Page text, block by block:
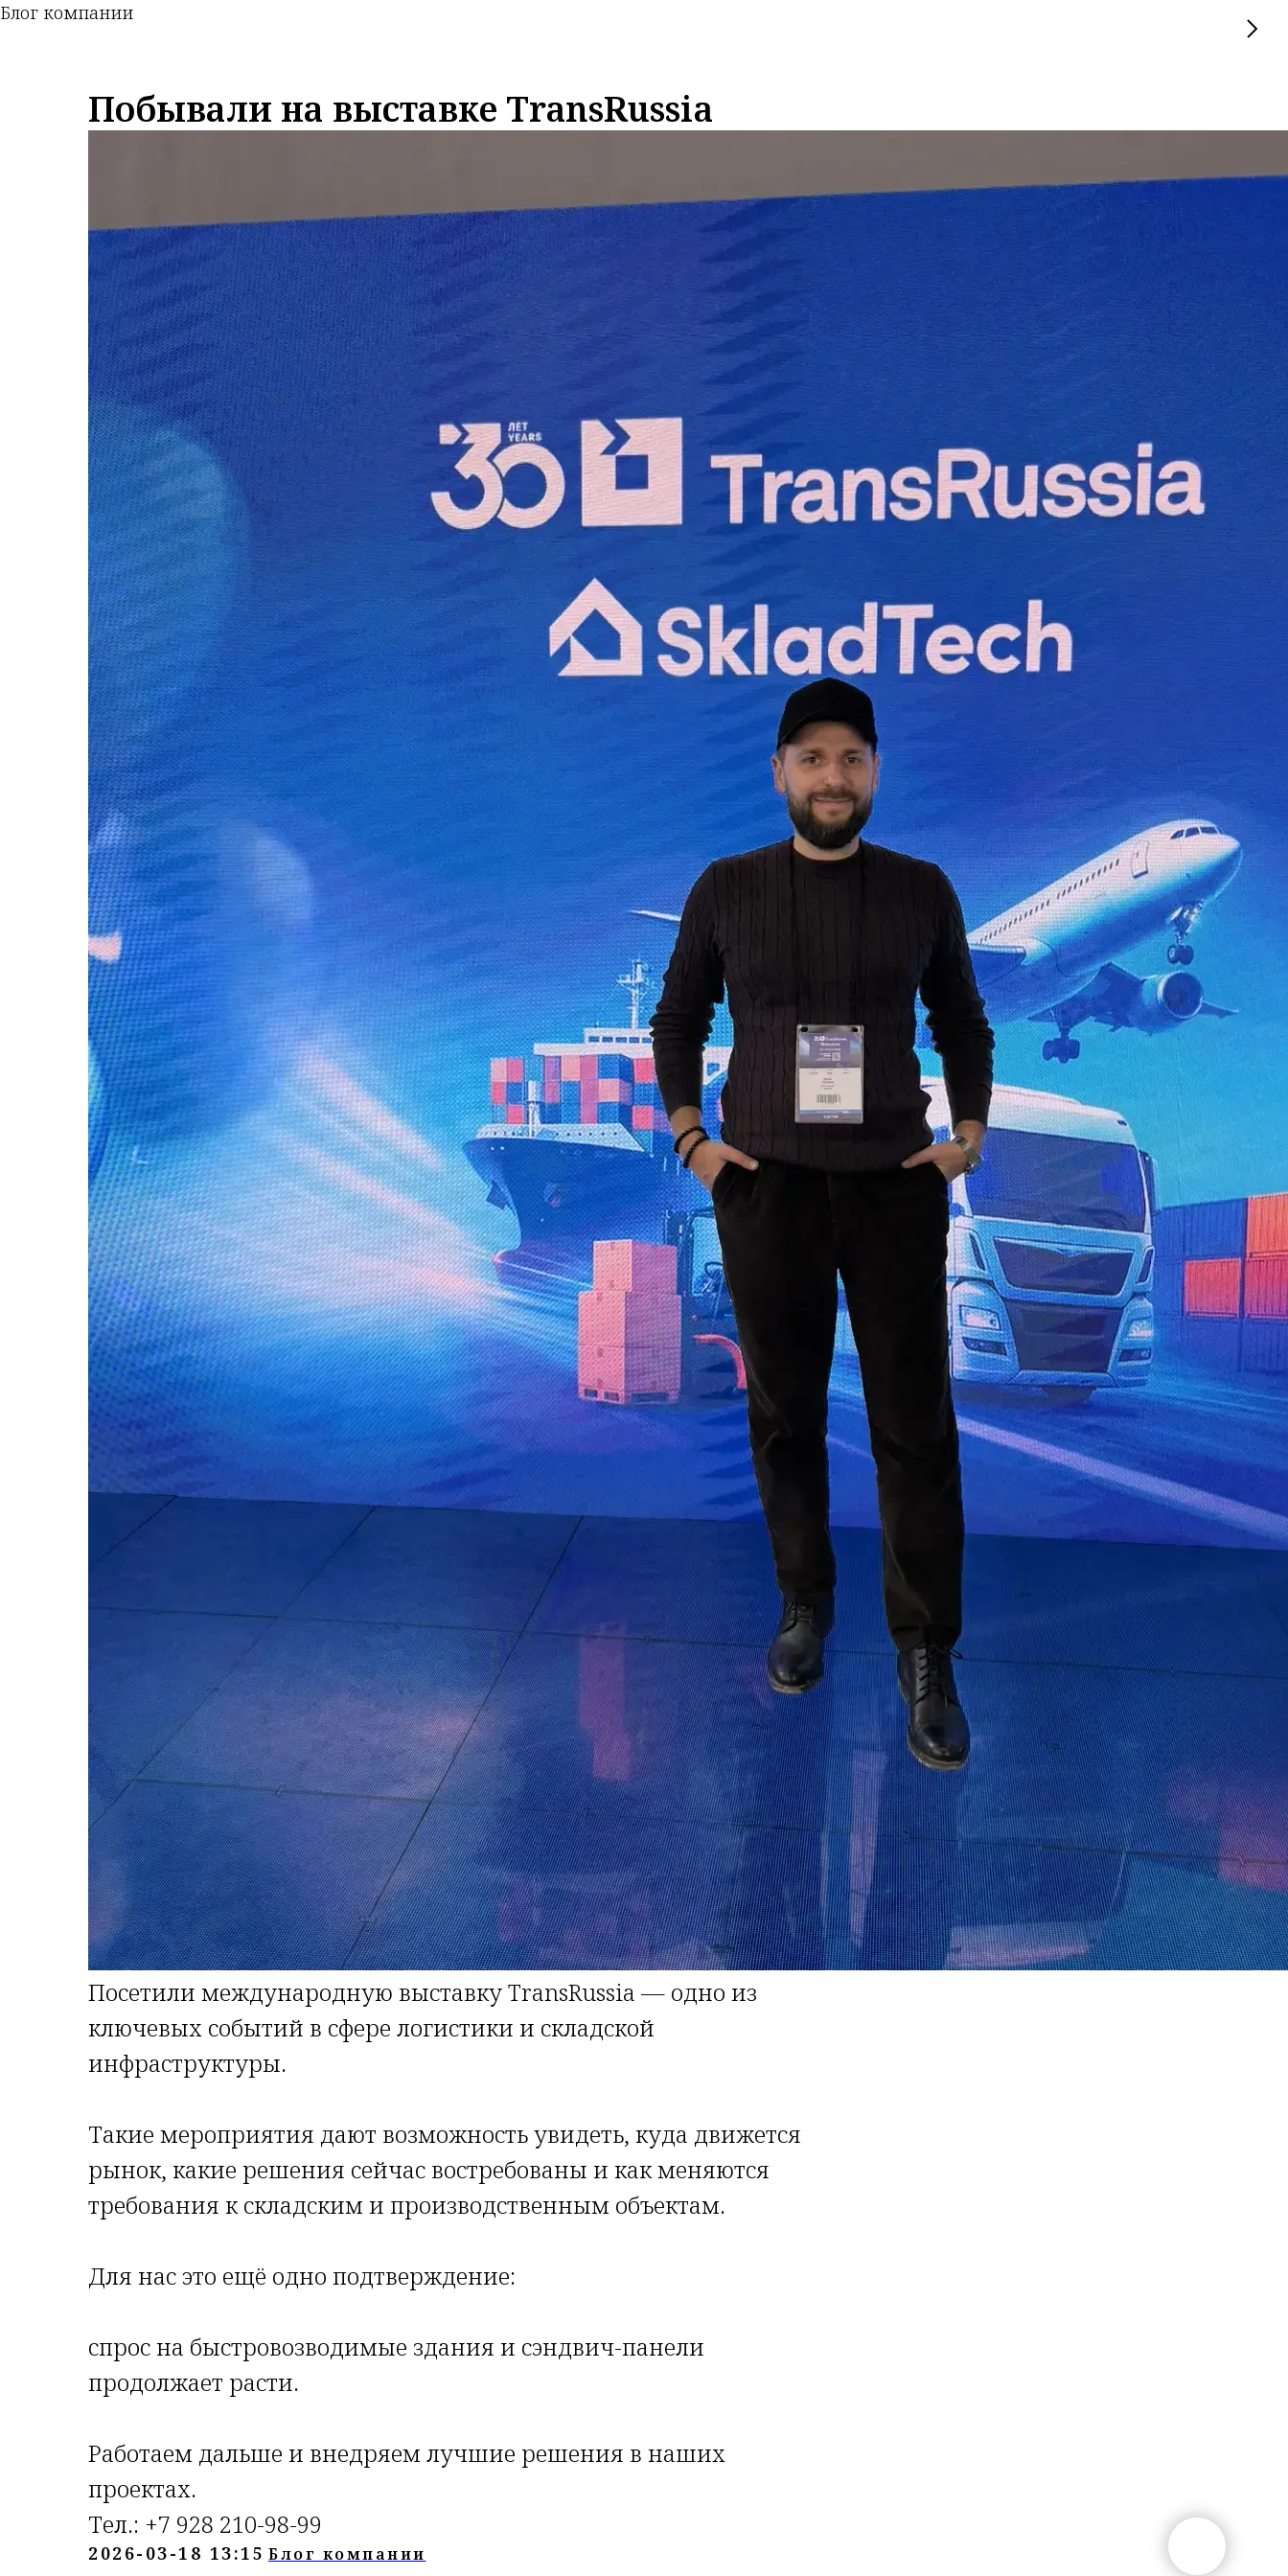
Блог компании
Побывали на выставке TransRussia
Посетили международную выставку TransRussia — одно из
ключевых событий в сфере логистики и складской
инфраструктуры.
Такие мероприятия дают возможность увидеть, куда движется
рынок, какие решения сейчас востребованы и как меняются
требования к складским и производственным объектам.
Для нас это ещё одно подтверждение:
спрос на быстровозводимые здания и сэндвич-панели
продолжает расти.
Работаем дальше и внедряем лучшие решения в наших
проектах.
Тел.: +7 928 210-98-99
2026-03-18 13:15 Блог компании